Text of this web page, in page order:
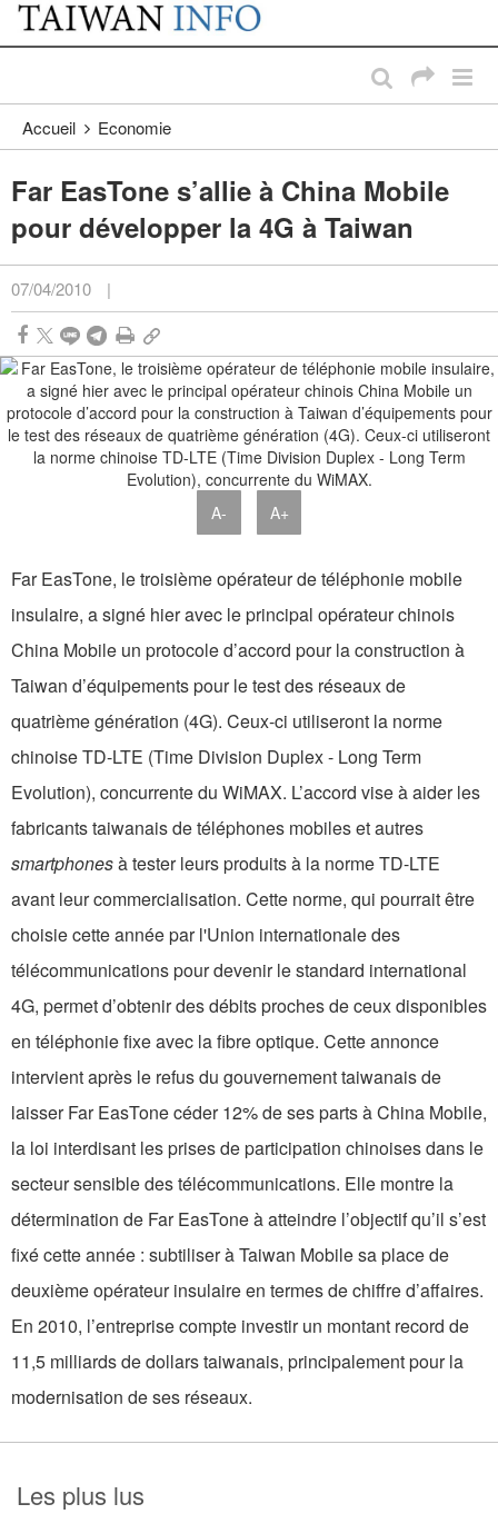
Passer au contenu principal
:::
Accueil Economie
Far EasTone s’allie à China Mobile
pour développer la 4G à Taiwan
07/04/2010 |
A- A+
Far EasTone, le troisième opérateur de téléphonie mobile
insulaire, a signé hier avec le principal opérateur chinois
China Mobile un protocole d’accord pour la construction à
Taiwan d’équipements pour le test des réseaux de
quatrième génération (4G). Ceux-ci utiliseront la norme
chinoise TD-LTE (Time Division Duplex - Long Term
Evolution), concurrente du WiMAX. L’accord vise à aider les
fabricants taiwanais de téléphones mobiles et autres
smartphonesà tester leurs produits à la norme TD-LTE
avant leur commercialisation. Cette norme, qui pourrait être
choisie cette année par l'Union internationale des
télécommunications pour devenir le standard international
4G, permet d’obtenir des débits proches de ceux disponibles
en téléphonie fixe avec la fibre optique. Cette annonce
intervient après le refus du gouvernement taiwanais de
laisser Far EasTone céder 12% de ses parts à China Mobile,
la loi interdisant les prises de participation chinoises dans le
secteur sensible des télécommunications. Elle montre la
détermination de Far EasTone à atteindre l’objectif qu’il s’est
fixé cette année : subtiliser à Taiwan Mobile sa place de
deuxième opérateur insulaire en termes de chiffre d’affaires.
En 2010, l’entreprise compte investir un montant record de
11,5 milliards de dollars taiwanais, principalement pour la
modernisation de ses réseaux.
Les plus lus